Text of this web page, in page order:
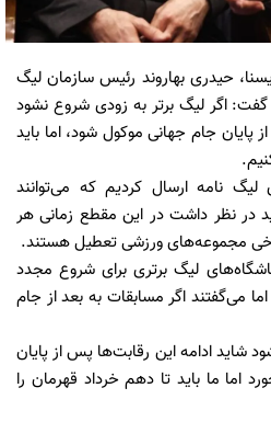
حیدری بهاروند رئیس سازمان لیگ
اگر لیگ برتر به زودی شروع نشود
پایان جام جهانی موکول شود، اما باید
نامه ارسال کردیم که می‌توانند
در نظر داشت در این مقطع زمانی هر
مجموعه‌های ورزشی تعطیل هستند.
لیگ برتری برای شروع مجدد
درصد بودند. اما می‌گفتند اگر مسابقات به بعد از جام
شاید ادامه این رقابت‌ها پس از پایان
اما ما باید تا دهم خرداد قهرمان را